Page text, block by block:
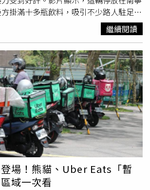
掛滿十多瓶飲料，吸引不少路人駐足，
後，也向這位父親送上祝福，希望沾沾
名外送員父受訪時表示，女兒已收到北
，自己經濟能力有限，沒有能力辦盛大
能用請大家喝水的方式分享喜悅。「我
家送送水。」事件曝光後迅速在網路發
示，「這是人生最值得驕傲的一刻」、
位父親藏不住的喜悅」。閃送平台2日
送員父親，並宣布將負擔其女兒一年的
特飲也留言表示將包辦車上所有飲料。據
就是一名普通外送員，每天穿梭城市送
撐起家計；女兒則長年在租屋處的小書
的學習資源，也沒有名師補習，英文靠
題本全靠手抄，把別人滑手機的時間都
，最終成功考取北京大學。
繼續閱讀
場！熊貓、Uber Eats「暫
域一次看